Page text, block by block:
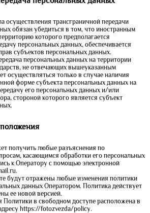
осуществления трансграничной передачи
обязан убедиться в том, что иностранным
которого предполагается
персональных данных, обеспечивается
субъектов персональных данных.
персональных данных на территории
не отвечающих вышеуказанным
осуществляться только в случае наличия
форме субъекта персональных данных на
его персональных данных и/или
стороной которого является субъект
получить любые разъяснения по
касающимся обработки его персональных
к Оператору с помощью электронной
будут отражены любые изменения политики
данных Оператором. Политика действует
ее новой версией.
Политики в свободном доступе расположена в
https://fotozvezda/policy.